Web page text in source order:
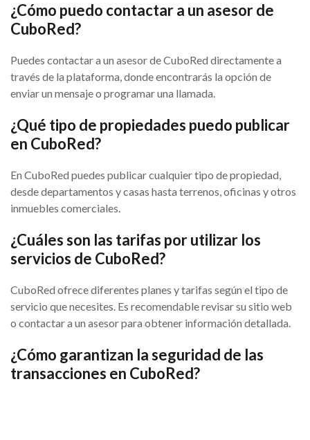
¿Cómo puedo contactar a un asesor de
CuboRed?
Puedes contactar a un asesor de CuboRed directamente a
través de la plataforma, donde encontrarás la opción de
enviar un mensaje o programar una llamada.
¿Qué tipo de propiedades puedo publicar
en CuboRed?
En CuboRed puedes publicar cualquier tipo de propiedad,
desde departamentos y casas hasta terrenos, oficinas y otros
inmuebles comerciales.
¿Cuáles son las tarifas por utilizar los
servicios de CuboRed?
CuboRed ofrece diferentes planes y tarifas según el tipo de
servicio que necesites. Es recomendable revisar su sitio web
o contactar a un asesor para obtener información detallada.
¿Cómo garantizan la seguridad de las
transacciones en CuboRed?